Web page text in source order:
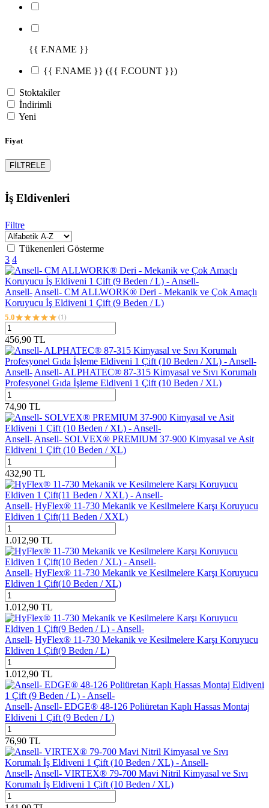
{{ F.NAME }}
{{ F.NAME }} ({{ F.COUNT }})
Stoktakiler
İndirimli
Yeni
Fiyat
FİLTRELE
İş Eldivenleri
Filtre
Tükenenleri Gösterme
3 4
Ansell- Ansell- CM ALLWORK® Deri - Mekanik ve Çok Amaçlı
Koruyucu İş Eldiveni 1 Çift (9 Beden / L)
5.0 (1)
456,90 TL
Ansell- Ansell- ALPHATEC® 87-315 Kimyasal ve Sıvı Korumalı
Profesyonel Gıda İşleme Eldiveni 1 Çift (10 Beden / XL)
74,90 TL
Ansell- Ansell- SOLVEX® PREMIUM 37-900 Kimyasal ve Asit
Eldiveni 1 Çift (10 Beden / XL)
432,90 TL
Ansell- HyFlex® 11-730 Mekanik ve Kesilmelere Karşı Koruyucu
Eldiven 1 Çift(11 Beden / XXL)
1.012,90 TL
Ansell- HyFlex® 11-730 Mekanik ve Kesilmelere Karşı Koruyucu
Eldiven 1 Çift(10 Beden / XL)
1.012,90 TL
Ansell- HyFlex® 11-730 Mekanik ve Kesilmelere Karşı Koruyucu
Eldiven 1 Çift(9 Beden / L)
1.012,90 TL
Ansell- Ansell- EDGE® 48-126 Poliüretan Kaplı Hassas Montaj
Eldiveni 1 Çift (9 Beden / L)
76,90 TL
Ansell- Ansell- VIRTEX® 79-700 Mavi Nitril Kimyasal ve Sıvı
Korumalı İş Eldiveni 1 Çift (10 Beden / XL)